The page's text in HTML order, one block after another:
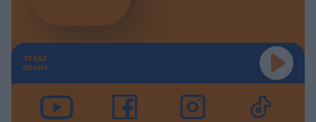
TERAZ
GRAMY